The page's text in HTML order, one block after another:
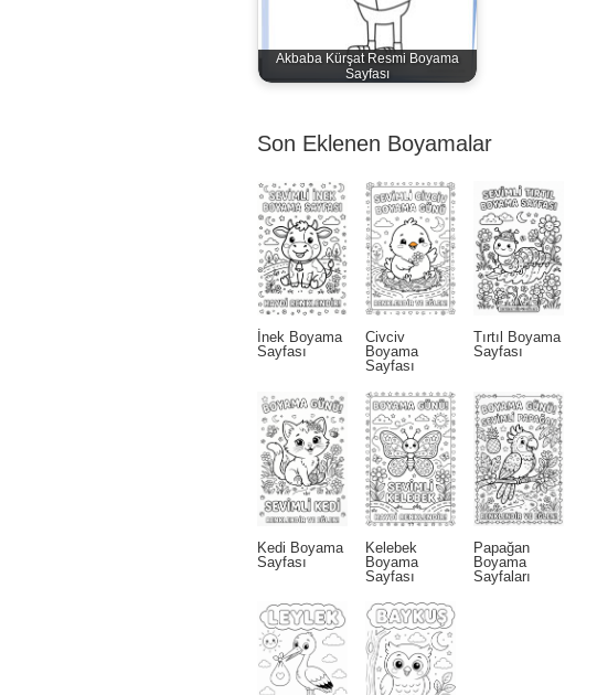
Akbaba Kürşat Resmi Boyama
Sayfası
Son Eklenen Boyamalar
İnek Boyama
Sayfası
Civciv
Boyama
Sayfası
Tırtıl Boyama
Sayfası
Kedi Boyama
Sayfası
Kelebek
Boyama
Sayfası
Papağan
Boyama
Sayfaları